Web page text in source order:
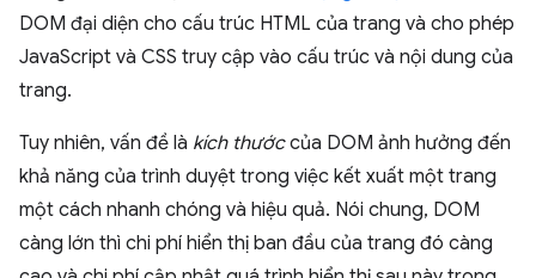
DOM đại diện cho cấu trúc HTML của trang và cho phép
JavaScript và CSS truy cập vào cấu trúc và nội dung của
trang.
Tuy nhiên, vấn đề là kích thướccủa DOM ảnh hưởng đến
khả năng của trình duyệt trong việc kết xuất một trang
một cách nhanh chóng và hiệu quả. Nói chung, DOM
càng lớn thì chi phí hiển thị ban đầu của trang đó càng